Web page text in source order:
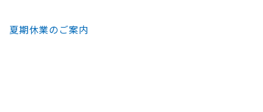
夏期休業のご案内